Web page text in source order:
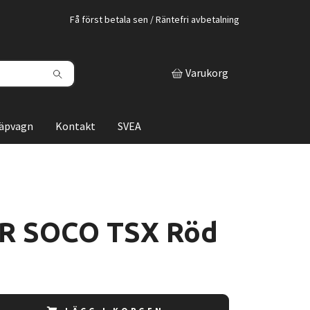
Få först betala sen / Räntefri avbetalning
Varukorg
Kontakt SVEA
SOCO TSX Röd